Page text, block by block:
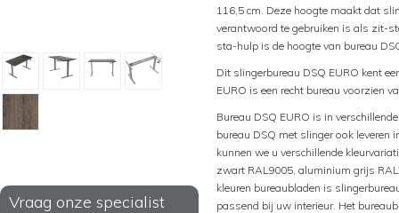
Vraag onze specialist
116,5 cm. Deze hoogte maakt dat
verantwoord te gebruiken is als zit-
sta-hulp is de hoogte van bureau
Dit slingerbureau DSQ EURO kent
EURO is een recht bureau voorzien
Bureau DSQ EURO is in
bureau DSQ met slinger ook leveren
kunnen we u verschillende
zwart RAL9005, aluminium grijs
kleuren bureaubladen is
passend bij uw interieur. Het